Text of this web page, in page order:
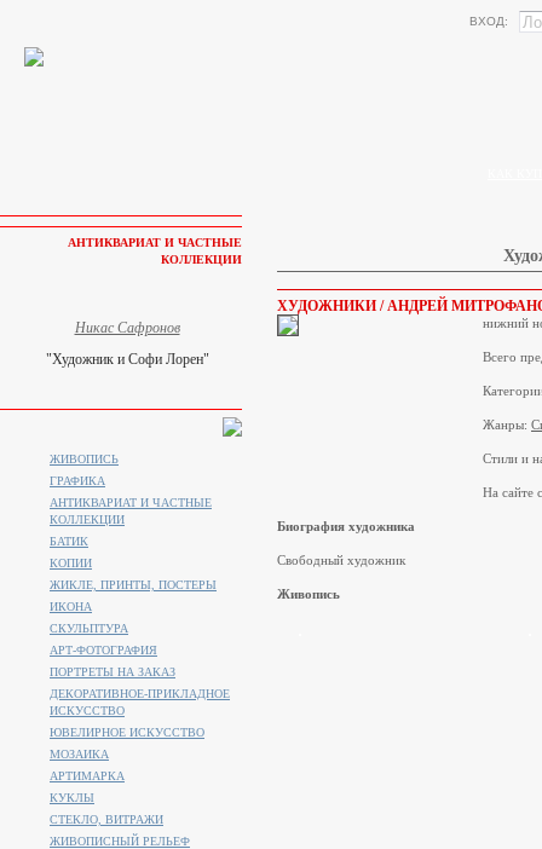
ВХОД:
ХУДОЖНИКИ / АНДРЕЙ
нижний
Всего
Жанры:
Стили и
На сайте
Биография художника
Свободный художник
Живопись
АНТИКВАРИАТ И ЧАСТНЫЕ
КОЛЛЕКЦИИ
Никас Сафронов
"Художник и Софи Лорен"
ЖИВОПИСЬ
ГРАФИКА
АНТИКВАРИАТ И ЧАСТНЫЕ
КОЛЛЕКЦИИ
БАТИК
КОПИИ
ЖИКЛЕ, ПРИНТЫ, ПОСТЕРЫ
ИКОНА
СКУЛЬПТУРА
АРТ-ФОТОГРАФИЯ
ПОРТРЕТЫ НА ЗАКАЗ
ДЕКОРАТИВНОЕ-ПРИКЛАДНОЕ
ИСКУССТВО
ЮВЕЛИРНОЕ ИСКУССТВО
МОЗАИКА
АРТИМАРКА
КУКЛЫ
СТЕКЛО, ВИТРАЖИ
ЖИВОПИСНЫЙ РЕЛЬЕФ